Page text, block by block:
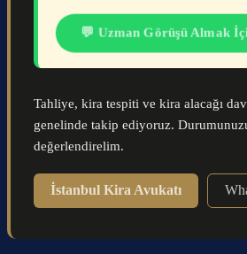
💬 Uzman Görüşü Almak
Tahliye, kira tespiti ve kira alacağı
genelinde takip ediyoruz.
değerlendirelim.
İstanbul Kira Avukatı